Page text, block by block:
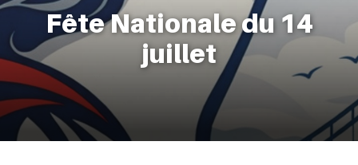
Fête Nationale du 14
juillet